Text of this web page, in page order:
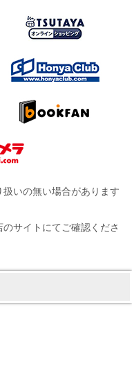
いの無い場合があります
サイトにてご確認くださ